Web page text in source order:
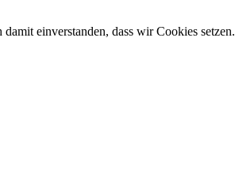
einverstanden, dass wir Cookies setzen.